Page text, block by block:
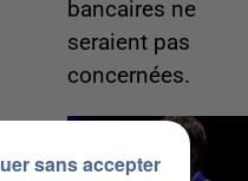
bancaires ne
seraient pas
concernées.
sans accepter